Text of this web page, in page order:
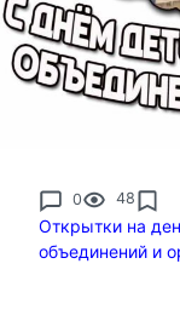
0 48
Открытки на
объединений и